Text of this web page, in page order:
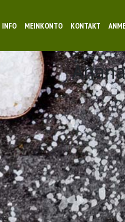
INFO MEINKONTO KONTAKT